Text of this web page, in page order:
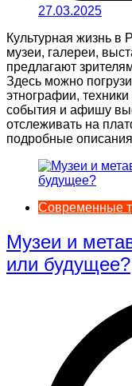
27.03.2025
Культурная жизнь в
музеи, галереи,
предлагают
Здесь можно
этнографии,
события и афишу
отслеживать на
подробные
Современные
Музеи и
или будущее?